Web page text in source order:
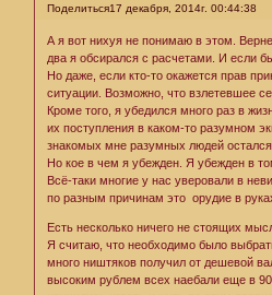
Поделиться17 декабря, 2014г. 00:44:38
А я вот нихуя не понимаю в этом.
два я обсирался с расчетами. И если
Но даже, если кто-то окажется прав
ситуации. Возможно, что взлетевшее
Кроме того, я убедился много раз в
их поступления в каком-то разумном
знакомых мне разумных людей
Но кое в чем я убежден. Я убежден в
Всё-таки многие у нас уверовали в
по разным причинам это орудие в
Есть несколько ничего не стоящих
Я считаю, что необходимо было
много ништяков получил от дешевой
высоким рублем всех наебали еще в